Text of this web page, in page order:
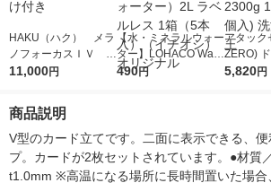
HAKU（ハク） メラ
ノフォーカスＩＶ 4
5ｇ 資生堂 おまけ
11,000円
【水・ミネラルウォー
ター】LOHACO Wate
r（ロハコウォータ
490円
アタック
ZERO)
詰め替え
5,820円
商品説明
V型のカード立てです。二面に表示できる、
プ。カードが2枚セットされています。●材質
t1.0mm ※高温になる場所に長時間置いた場合